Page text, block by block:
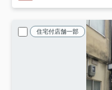
住宅付店舗一部